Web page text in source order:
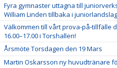
Fyra gymnaster uttagna till
William Linden tillbaka i
Välkommen till vårt prova-på-tillfälle
16.00–17.00 i Torshallen!
Årsmöte Torsdagen den 19 Mars
Martin Oskarsson ny huvudtränare